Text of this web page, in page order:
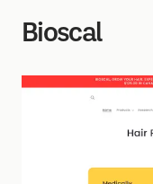
Bioscal